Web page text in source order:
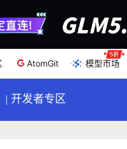
AtomGit 模型市场
| 开发者专区